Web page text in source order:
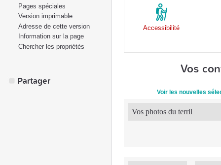
Accessibilité
Vos
Voir les nouvelles
Vos photos du terril
Pages spéciales
Version imprimable
Adresse de cette version
Information sur la page
Chercher les propriétés
Partager